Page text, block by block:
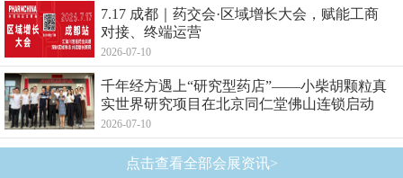
7.17 成都｜药交会·区域增长大会，赋能工商
对接、终端运营
2026-07-10
千年经方遇上“研究型药店”——小柴胡颗粒真
实世界研究项目在北京同仁堂佛山连锁启动
2026-07-10
点击查看全部会展资讯>